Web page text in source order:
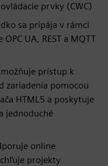
prvky (CWC)
sa pripája v rámci
UA, REST a MQTT
prístup k
zariadenia pomocou
HTML5 a poskytuje
jednoduché
online
projekty